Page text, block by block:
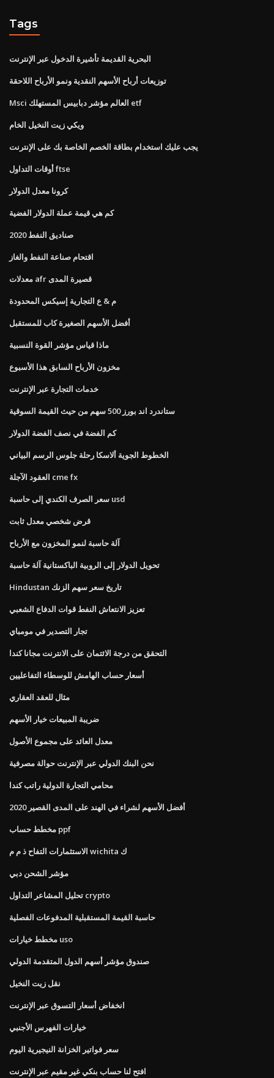
Tags
البحرية القديمة تأشيرة الدخول عبر الإنترنت
توزيعات أرباح الأسهم النقدية ونمو الأرباح اللاحقة
Msci العالم مؤشر دبابيس المستهلك etf
ويكي زيت النخيل الخام
يجب عليك استخدام بطاقة الخصم الخاصة بك على الإنترنت
أوقات التداول ftse
كرونا معدل الدولار
كم هي قيمة عملة الدولار الفضية
صناديق النفط 2020
اقتحام صناعة النفط والغاز
معدلات afr قصيرة المدى
م & ع التجارية إسيكس المحدودة
أفضل الأسهم الصغيرة كاب للمستقبل
ماذا قياس مؤشر القوة النسبية
مخزون الأرباح السابق هذا الأسبوع
خدمات التجارة عبر الإنترنت
ستاندرد اند بورز 500 سهم من حيث القيمة السوقية
كم الفضة في نصف الفضة الدولار
الخطوط الجوية ألاسكا رحلة جلوس الرسم البياني
العقود الآجلة cme fx
سعر الصرف الكندي إلى حاسبة usd
قرض شخصي معدل ثابت
آلة حاسبة لنمو المخزون مع الأرباح
تحويل الدولار إلى الروبية الباكستانية آلة حاسبة
Hindustan تاريخ سعر سهم الزنك
تعزيز الانتعاش النفط قوات الدفاع الشعبي
تجار التصدير في مومباي
التحقق من درجة الائتمان على الانترنت مجانا كندا
أسعار حساب الهامش للوسطاء التفاعليين
مثال للعقد العقاري
ضريبة المبيعات خيار الأسهم
معدل العائد على مجموع الأصول
نحن البنك الدولي عبر الإنترنت حوالة مصرفية
محامي التجارة الدولية راتب كندا
أفضل الأسهم لشراء في الهند على المدى القصير 2020
مخطط حساب ppf
الاستثمارات التفاح ذ م م wichita ك
مؤشر الشحن دبي
تحليل المشاعر التداول crypto
حاسبة القيمة المستقبلية المدفوعات الفصلية
مخطط خيارات uso
صندوق مؤشر أسهم الدول المتقدمة الدولي
نقل زيت النخيل
انخفاض أسعار التسوق عبر الإنترنت
خيارات الفهرس الأجنبي
سعر فواتير الخزانة النيجيرية اليوم
افتح لنا حساب بنكي غير مقيم عبر الإنترنت